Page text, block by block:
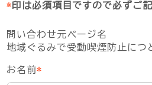
*印は必須項目ですので必ずご
問い合わせ元ページ名
地域ぐるみで受動喫煙防止に
お名前*